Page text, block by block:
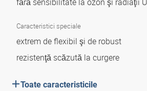
Caracteristici speciale
extrem de flexibil şi de robust
rezistenţă scăzută la curgere
Toate caracteristicile